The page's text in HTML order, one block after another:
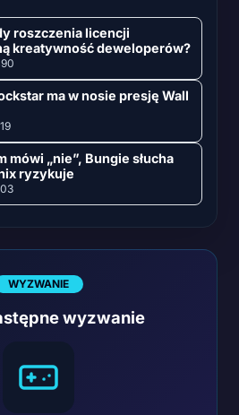
roszczenia licencji
kreatywność deweloperów?
ma w nosie presję Wall
mówi „nie”, Bungie słucha
ryzykuje
WYZWANIE
wyzwanie